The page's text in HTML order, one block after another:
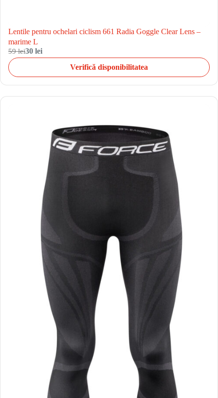
Lentile pentru ochelari ciclism 661 Radia Goggle Clear Lens –
marime L
59 lei30 lei
Verifică disponibilitatea